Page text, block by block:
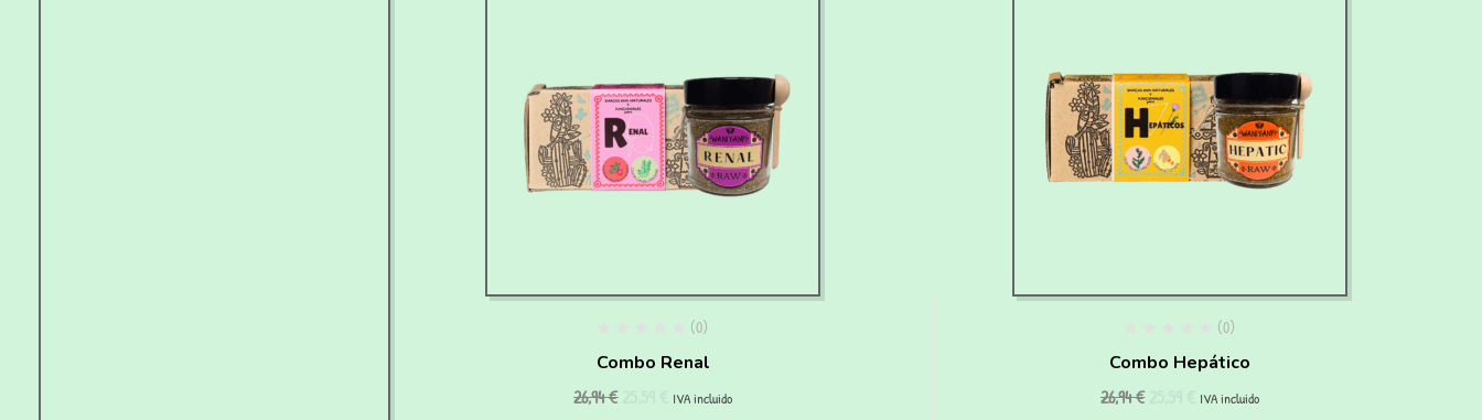
(0)
Combo Renal
26,94€ IVA incluido
(0)
Combo Hepático
26,94€ IVA incluido